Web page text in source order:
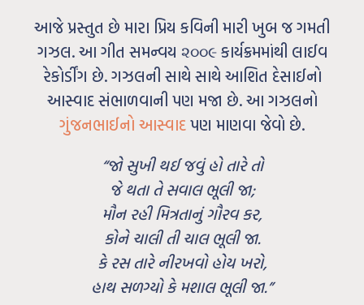
આજે પ્રસ્તુત છે મારા પ્રિય કવિની મારી ખુબ જ ગમતી
ગઝલ. આ ગીત સમન્વય ૨૦૦૯ કાર્યક્રમમાંથી લાઈવ
રેકોર્ડીંગ છે. ગઝલની સાથે સાથે આશિત દેસાઈનો
આસ્વાદ સંભાળવાની પણ મજા છે. આ ગઝલનો
ગુંજનભાઈનો આસ્વાદપણ માણવા જેવો છે.
“જો સુખી થઈ જવું હો તારે તો
જે થતા તે સવાલ ભૂલી જા;
મૌન રહી મિત્રતાનું ગૌરવ કર,
કોને ચાલી તી ચાલ ભૂલી જા.
કે રસ તારે નીરખવો હોય ખરો,
હાથ સળગ્યો કે મશાલ ભૂલી જા.”